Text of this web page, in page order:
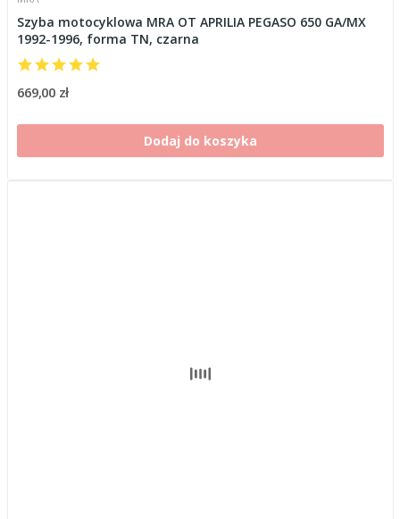
Szyba motocyklowa MRA OT APRILIA PEGASO 650 GA/MX
1992-1996, forma TN, czarna
669,00 zł
Dodaj do koszyka